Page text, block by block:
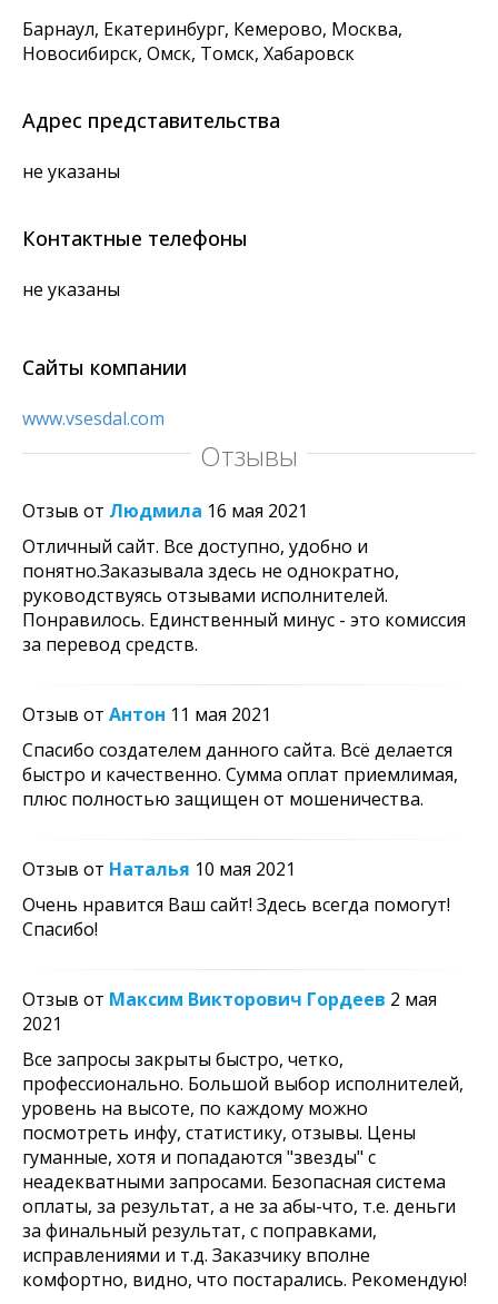
Барнаул, Екатеринбург, Кемерово, Москва,
Новосибирск, Омск, Томск, Хабаровск
Адрес представительства
не указаны
Контактные телефоны
не указаны
Сайты компании
www.vsesdal.com
Отзывы
Отзыв от Людмила 16 мая 2021
Отличный сайт. Все доступно, удобно и
понятно.Заказывала здесь не однократно,
руководствуясь отзывами исполнителей.
Понравилось. Единственный минус - это комиссия
за перевод средств.
Отзыв от Антон 11 мая 2021
Спасибо создателем данного сайта. Всё делается
быстро и качественно. Сумма оплат приемлимая,
плюс полностью защищен от мошеничества.
Отзыв от Наталья 10 мая 2021
Очень нравится Ваш сайт! Здесь всегда помогут!
Спасибо!
Отзыв от Максим Викторович Гордеев 2 мая
2021
Все запросы закрыты быстро, четко,
профессионально. Большой выбор исполнителей,
уровень на высоте, по каждому можно
посмотреть инфу, статистику, отзывы. Цены
гуманные, хотя и попадаются "звезды" с
неадекватными запросами. Безопасная система
оплаты, за результат, а не за абы-что, т.е. деньги
за финальный результат, с поправками,
исправлениями и т.д. Заказчику вполне
комфортно, видно, что постарались. Рекомендую!